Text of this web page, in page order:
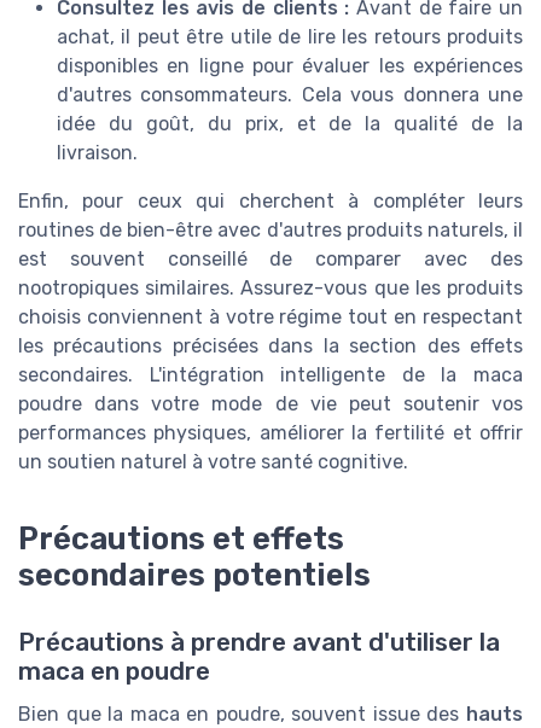
Consultez les avis de clients : Avant de faire un
achat, il peut être utile de lire les retours produits
disponibles en ligne pour évaluer les expériences
d'autres consommateurs. Cela vous donnera une
idée du goût, du prix, et de la qualité de la
livraison.
Enfin, pour ceux qui cherchent à compléter leurs
routines de bien-être avec d'autres produits naturels, il
est souvent conseillé de comparer avec des
nootropiques similaires. Assurez-vous que les produits
choisis conviennent à votre régime tout en respectant
les précautions précisées dans la section des effets
secondaires. L'intégration intelligente de la maca
poudre dans votre mode de vie peut soutenir vos
performances physiques, améliorer la fertilité et offrir
un soutien naturel à votre santé cognitive.
Précautions et effets
secondaires potentiels
Précautions à prendre avant d'utiliser la
maca en poudre
Bien que la maca en poudre, souvent issue des hauts